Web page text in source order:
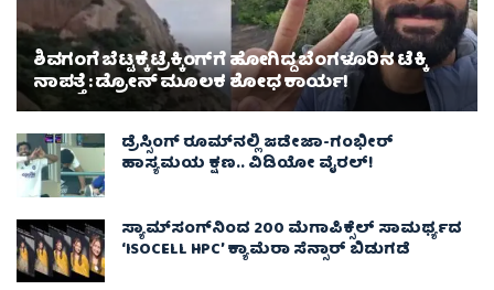
ಶಿವಗಂಗೆ ಬೆಟ್ಟಕ್ಕೆ ಟ್ರೆಕ್ಕಿಂಗ್‌ಗೆ ಹೋಗಿದ್ದ ಬೆಂಗಳೂರಿನ ಟೆಕ್ಕಿ
ನಾಪತ್ತೆ : ಡ್ರೋನ್ ಮೂಲಕ ಶೋಧ ಕಾರ್ಯ!
ಡ್ರೆಸ್ಸಿಂಗ್ ರೂಮ್‌ನಲ್ಲಿ ಜಡೇಜಾ-ಗಂಭೀರ್
ಹಾಸ್ಯಮಯ ಕ್ಷಣ.. ವಿಡಿಯೋ ವೈರಲ್!
ಸ್ಯಾಮ್‌ಸಂಗ್‌ನಿಂದ 200 ಮೆಗಾಪಿಕ್ಸೆಲ್ ಸಾಮರ್ಥ್ಯದ
‘ISOCELL HPC’ ಕ್ಯಾಮೆರಾ ಸೆನ್ಸಾರ್ ಬಿಡುಗಡೆ